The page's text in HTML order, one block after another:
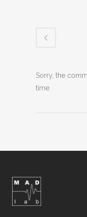
Sorry, the
time.